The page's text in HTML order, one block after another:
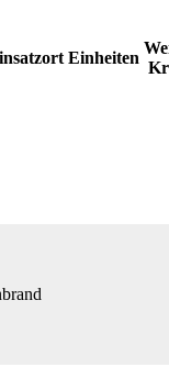
Einheiten